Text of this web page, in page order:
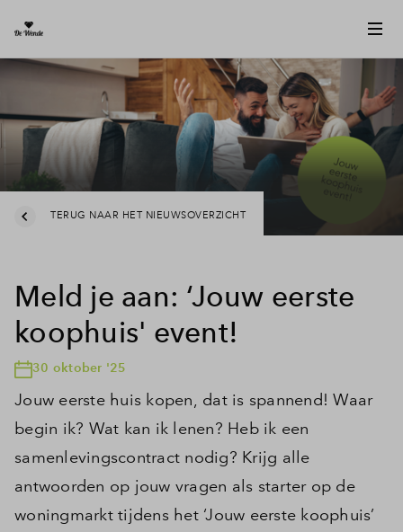
TERUG NAAR HET NIEUWSOVERZICHT
Meld je aan: ‘Jouw eerste
koophuis' event!
30 oktober '25
Jouw eerste huis kopen, dat is spannend! Waar
begin ik? Wat kan ik lenen? Heb ik een
samenlevingscontract nodig? Krijg alle
antwoorden op jouw vragen als starter op de
woningmarkt tijdens het ‘Jouw eerste koophuis’